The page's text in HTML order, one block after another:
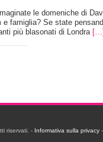
le domeniche di
e famiglia? Se state
più blasonati di Londra […]
riservati. - Informativa sulla privacy-